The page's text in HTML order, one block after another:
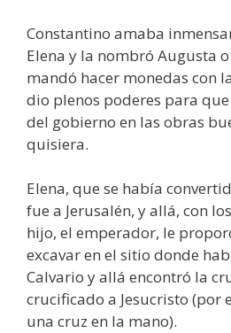
Constantino amaba
Elena y la nombró Augusta
mandó hacer monedas con
dio plenos poderes para
del gobierno en las obras
quisiera.
Elena, que se había
fue a Jerusalén, y allá, con
hijo, el emperador, le
excavar en el sitio donde
Calvario y allá encontró la
crucificado a Jesucristo (por
una cruz en la mano).